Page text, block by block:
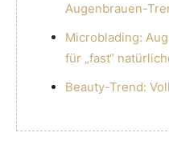
Augenbrauen-
Microblading:
für „fast“
Beauty-Trend: